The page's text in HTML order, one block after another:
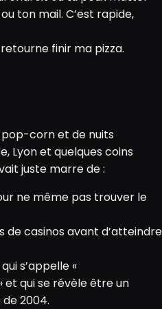
ton mail. C’est rapide,
retourne finir ma pizza.
corn et de nuits
Lyon et quelques coins
juste marre de :
ne même pas trouver le
casinos avant d’atteindre
s’appelle «
et qui se révèle être un
2004.